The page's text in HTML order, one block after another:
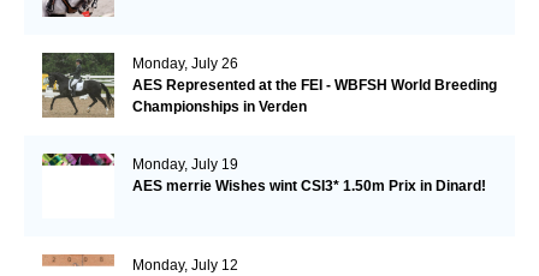
Monday, July 26
AES Represented at the FEI - WBFSH World Breeding
Championships in Verden
Monday, July 19
AES merrie Wishes wint CSI3* 1.50m Prix in Dinard!
Monday, July 12